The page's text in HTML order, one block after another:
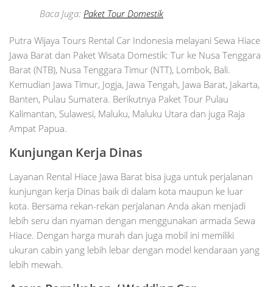
Baca Juga: Paket Tour Domestik
Putra Wijaya Tours Rental Car Indonesia melayani Sewa Hiace
Jawa Barat dan Paket Wisata Domestik: Tur ke Nusa Tenggara
Barat (NTB), Nusa Tenggara Timur (NTT), Lombok, Bali.
Kemudian Jawa Timur, Jogja, Jawa Tengah, Jawa Barat, Jakarta,
Banten, Pulau Sumatera. Berikutnya Paket Tour Pulau
Kalimantan, Sulawesi, Maluku, Maluku Utara dan juga Raja
Ampat Papua.
Kunjungan Kerja Dinas
Layanan Rental Hiace Jawa Barat bisa juga untuk perjalanan
kunjungan kerja Dinas baik di dalam kota maupun ke luar
kota. Bersama rekan-rekan perjalanan Anda akan menjadi
lebih seru dan nyaman dengan menggunakan armada Sewa
Hiace. Dengan harga murah dan juga mobil ini memiliki
ukuran cabin yang lebih lebar dengan model kendaraan yang
lebih mewah.